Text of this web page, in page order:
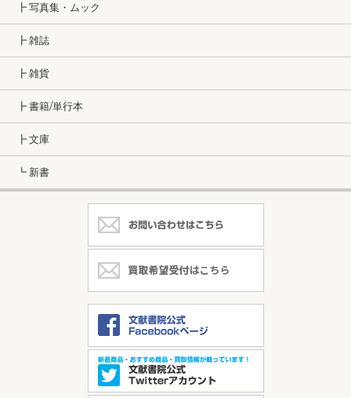
┣ 写真集・ムック
┣ 雑誌
┣ 雑貨
┣ 書籍/単行本
┣ 文庫
┗ 新書